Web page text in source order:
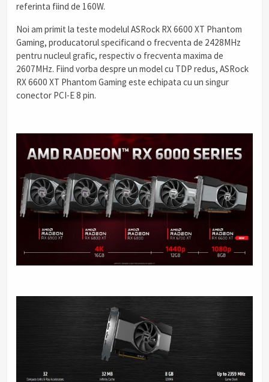
referinta fiind de 160W.
Noi am primit la teste modelul ASRock RX 6600 XT Phantom
Gaming, producatorul specificand o frecventa de 2428MHz
pentru nucleul grafic, respectiv o frecventa maxima de
2607MHz. Fiind vorba despre un model cu TDP redus, ASRock
RX 6600 XT Phantom Gaming este echipata cu un singur
conector PCI-E 8 pin.